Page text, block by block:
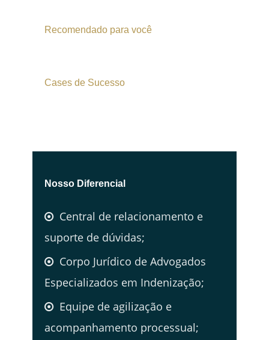
Recomendado para você
Cases de Sucesso
Nosso Diferencial
Central de relacionamento e
suporte de dúvidas;
Corpo Jurídico de Advogados
Especializados em Indenização;
Equipe de agilização e
acompanhamento processual;